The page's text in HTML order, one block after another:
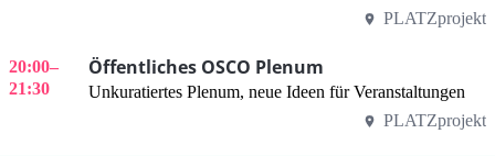
PLATZprojekt
20:00–
21:30
Öffentliches OSCO Plenum
Unkuratiertes Plenum, neue Ideen für Veranstaltungen
PLATZprojekt